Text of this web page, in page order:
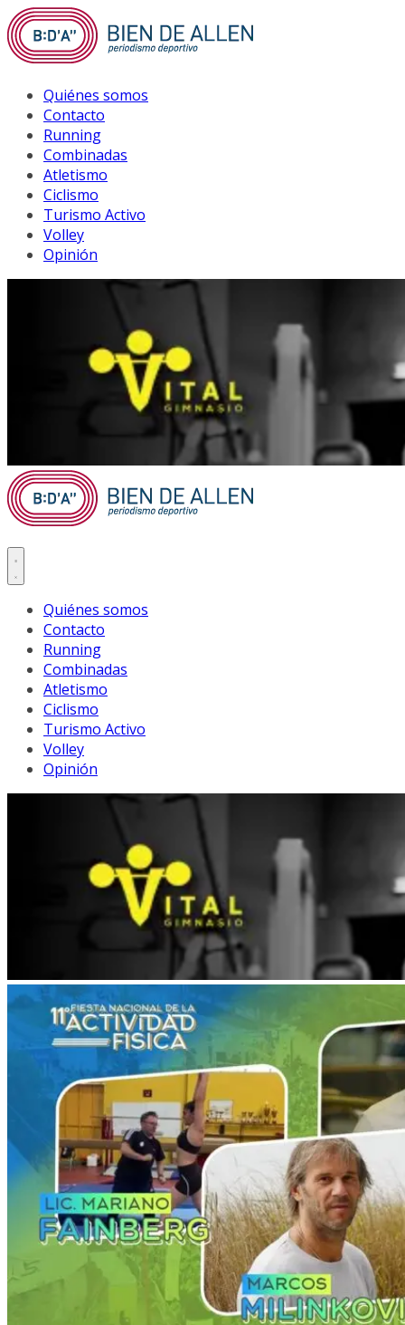
Saltar
al
contenido
Quiénes somos
Contacto
Running
Combinadas
Atletismo
Ciclismo
Turismo Activo
Volley
Opinión
Quiénes somos
Contacto
Running
Combinadas
Atletismo
Ciclismo
Turismo Activo
Volley
Opinión